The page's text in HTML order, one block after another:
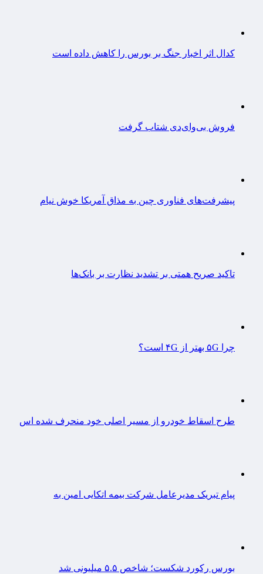
کدال اثر اخبار جنگ بر بورس را کاهش داده است
فروش بی‌وای‌دی شتاب گرفت
پیشرفت‌های فناوری چین به مذاق آمریکا خوش نیام
تاکید صریح همتی بر تشدید نظارت بر بانک‌ها
چرا ۵G بهتر از ۴G است؟
طرح اسقاط خودرو از مسیر اصلی خود منحرف شده اس
پیام تبریک مدیرعامل شرکت بیمه اتکایی امین به
بورس رکورد شکست؛ شاخص ۵.۵ میلیونی شد